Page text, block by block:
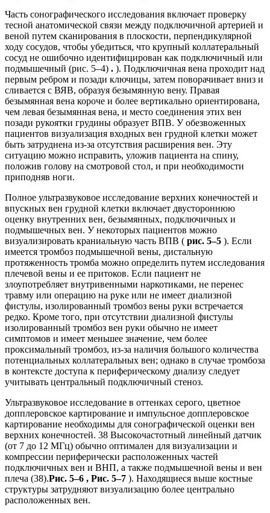
Часть сонографического исследования включает проверку
тесной анатомической связи между подключичной артерией и
веной путем сканирования в плоскости, перпендикулярной
ходу сосудов, чтобы убедиться, что крупный коллатеральный
сосуд не ошибочно идентифицирован как подключичный или
подмышечный (рис. 5–4) . ). Подключичная вена проходит над
первым ребром и позади ключицы, затем поворачивает вниз и
сливается с ВЯВ, образуя безымянную вену. Правая
безымянная вена короче и более вертикально ориентирована,
чем левая безымянная вена, и место соединения этих вен
позади рукоятки грудины образует ВПВ. У обезвоженных
пациентов визуализация входных вен грудной клетки может
быть затруднена из-за отсутствия расширения вен. Эту
ситуацию можно исправить, уложив пациента на спину,
положив голову на смотровой стол, и при необходимости
приподняв ноги.
Полное ультразвуковое исследование верхних конечностей и
впускных вен грудной клетки включает двустороннюю
оценку внутренних вен, безымянных, подключичных и
подмышечных вен. У некоторых пациентов можно
визуализировать краниальную часть ВПВ ( рис. 5–5 ). Если
имеется тромбоз подмышечной вены, дистальную
протяженность тромба можно определить путем исследования
плечевой вены и ее притоков. Если пациент не
злоупотребляет внутривенными наркотиками, не перенес
травму или операцию на руке или не имеет диализной
фистулы, изолированный тромбоз вены руки встречается
редко. Кроме того, при отсутствии диализной фистулы
изолированный тромбоз вен руки обычно не имеет
симптомов и имеет меньшее значение, чем более
проксимальный тромбоз, из-за наличия большого количества
потенциальных коллатеральных вен; однако в случае тромбоза
в контексте доступа к периферическому диализу следует
учитывать центральный подключичный стеноз.
Ультразвуковое исследование в оттенках серого, цветное
допплеровское картирование и импульсное допплеровское
картирование необходимы для сонографической оценки вен
верхних конечностей. 38 Высокочастотный линейный датчик
(от 7 до 12 МГц) обычно оптимален для визуализации и
компрессии периферически расположенных частей
подключичных вен и ВНП, а также подмышечной вены и вен
плеча (38).Рис. 5–6 , Рис. 5–7 ). Находящиеся выше костные
структуры затрудняют визуализацию более центрально
расположенных вен.